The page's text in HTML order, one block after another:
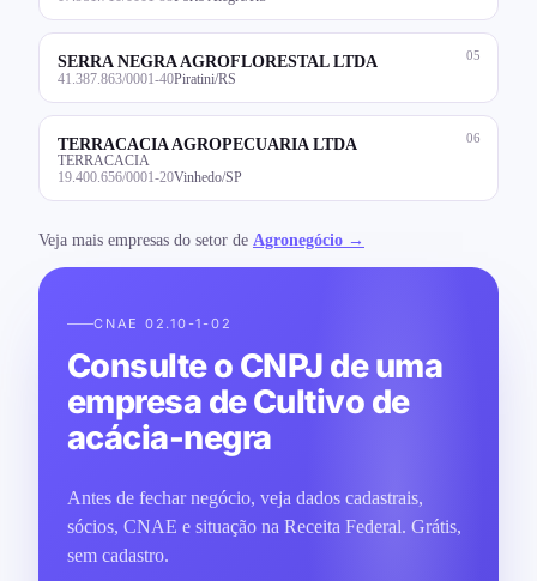
05
SERRA NEGRA AGROFLORESTAL LTDA
41.387.863/0001-40Piratini/RS
06
TERRACACIA AGROPECUARIA LTDA
TERRACACIA
19.400.656/0001-20Vinhedo/SP
Veja mais empresas do setor de Agronegócio →
CNAE 02.10-1-02
Consulte o CNPJ de uma
empresa de Cultivo de
acácia-negra
Antes de fechar negócio, veja dados cadastrais,
sócios, CNAE e situação na Receita Federal. Grátis,
sem cadastro.